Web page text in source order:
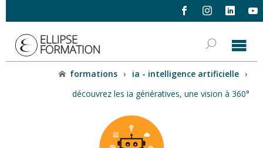
formations › ia - intelligence artificielle ›
découvrez les ia génératives, une vision à 360°